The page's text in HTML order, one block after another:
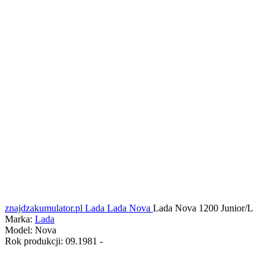
znajdzakumulator.pl Lada Lada Nova Lada Nova 1200 Junior/L
Marka: Lada
Model: Nova
Rok produkcji: 09.1981 -